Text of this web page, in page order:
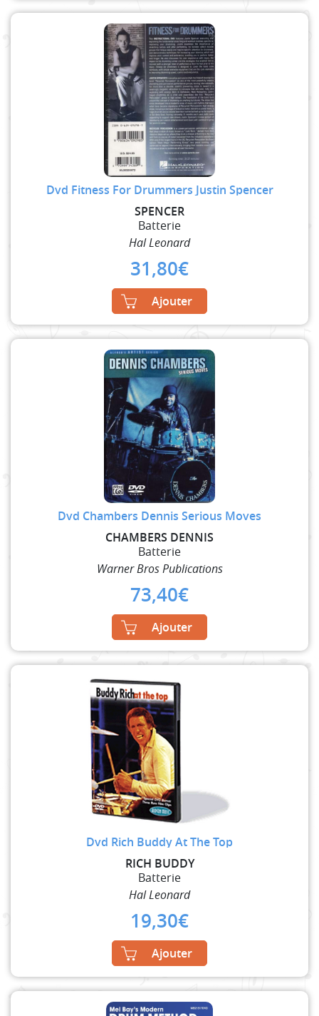
Dvd Fitness For Drummers Justin Spencer
SPENCER
Batterie
Hal Leonard
31,80€
Ajouter
Dvd Chambers Dennis Serious Moves
CHAMBERS DENNIS
Batterie
Warner Bros Publications
73,40€
Ajouter
Dvd Rich Buddy At The Top
RICH BUDDY
Batterie
Hal Leonard
19,30€
Ajouter